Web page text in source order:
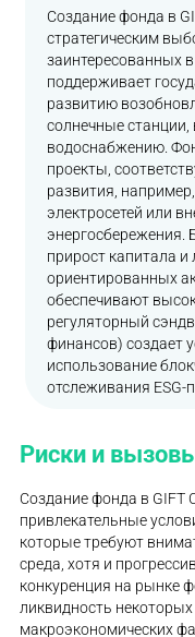
Создание фонда в
стратегическим
заинтересованных
поддерживает
развитию
солнечные
водоснабжению.
проекты,
развития,
электросетей или
энергосбережения.
прирост капитала и
ориентированных
обеспечивают
регуляторный
финансов) создает
использование
отслеживания ESG-
Риски и
Создание фонда в GIFT
привлекательные
которые требуют
среда, хотя и
конкуренция на рынке
ликвидность
макроэкономических